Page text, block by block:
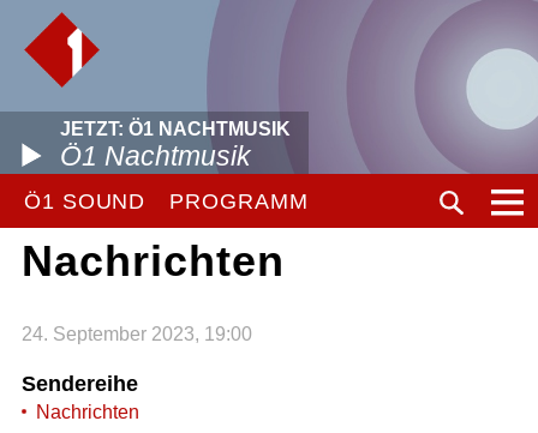
JETZT: Ö1 NACHTMUSIK
Ö1 Nachtmusik
Ö1 SOUND PROGRAMM
Nachrichten
24. September 2023, 19:00
Sendereihe
Nachrichten